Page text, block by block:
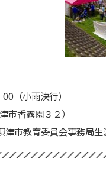
（小雨決行）
市香露園３２）
津市教育委員会事務局生